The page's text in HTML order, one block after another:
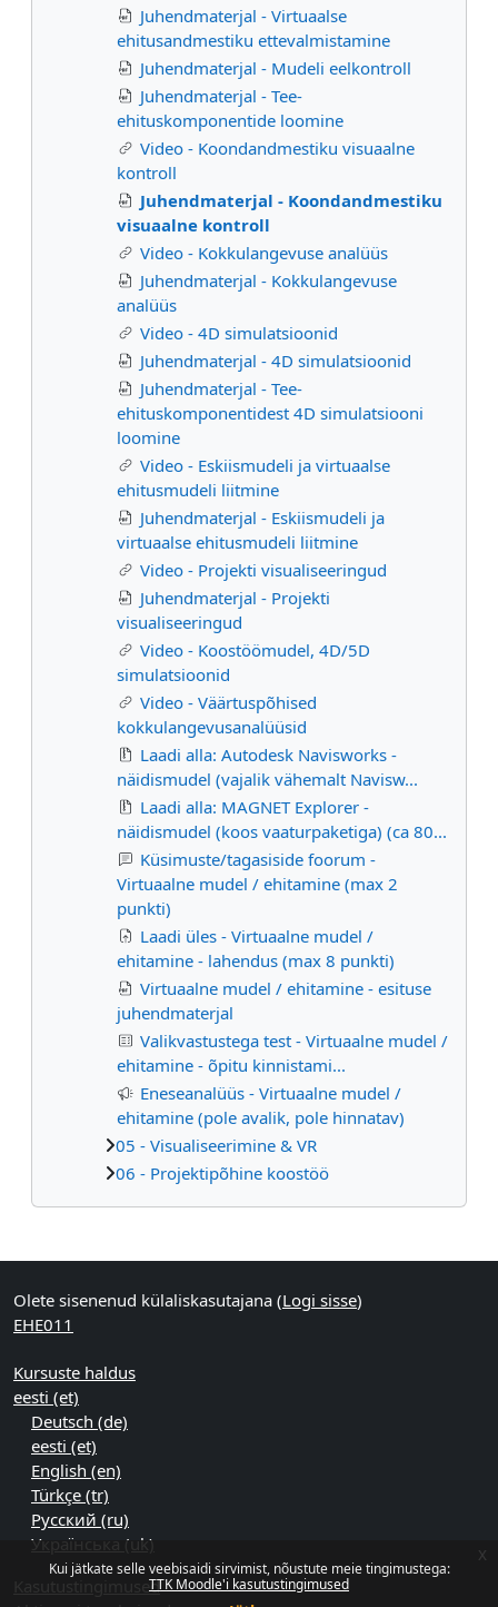
Kui jätkate selle veebisaidi sirvimist, nõustute meie tingimustega:
TTK Moodle'i kasutustingimused
x
Juhendmaterjal - Virtuaalse
ehitusandmestiku ettevalmistamine
Juhendmaterjal - Mudeli eelkontroll
Juhendmaterjal - Tee-
ehituskomponentide loomine
Video - Koondandmestiku visuaalne
kontroll
Juhendmaterjal - Koondandmestiku
visuaalne kontroll
Video - Kokkulangevuse analüüs
Juhendmaterjal - Kokkulangevuse
analüüs
Video - 4D simulatsioonid
Juhendmaterjal - 4D simulatsioonid
Juhendmaterjal - Tee-
ehituskomponentidest 4D simulatsiooni
loomine
Video - Eskiismudeli ja virtuaalse
ehitusmudeli liitmine
Juhendmaterjal - Eskiismudeli ja
virtuaalse ehitusmudeli liitmine
Video - Projekti visualiseeringud
Juhendmaterjal - Projekti
visualiseeringud
Video - Koostöömudel, 4D/5D
simulatsioonid
Video - Väärtuspõhised
kokkulangevusanalüüsid
Laadi alla: Autodesk Navisworks -
näidismudel (vajalik vähemalt Navisw...
Laadi alla: MAGNET Explorer -
näidismudel (koos vaaturpaketiga) (ca 80...
Küsimuste/tagasiside foorum -
Virtuaalne mudel / ehitamine (max 2
punkti)
Laadi üles - Virtuaalne mudel /
ehitamine - lahendus (max 8 punkti)
Virtuaalne mudel / ehitamine - esituse
juhendmaterjal
Valikvastustega test - Virtuaalne mudel /
ehitamine - õpitu kinnistami...
Eneseanalüüs - Virtuaalne mudel /
ehitamine (pole avalik, pole hinnatav)
05 - Visualiseerimine & VR
06 - Projektipõhine koostöö
Supplementary blocks
Olete sisenenud külaliskasutajana (Logi sisse)
EHE011
Kursuste haldus
eesti ‎(et)‎
Deutsch ‎(de)‎
eesti ‎(et)‎
English ‎(en)‎
Türkçe ‎(tr)‎
Русский ‎(ru)‎
Українська ‎(uk)‎
Kasutustingimused